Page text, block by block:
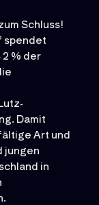
Schluss!
spendet
2 % der
Damit
Art und
jungen
in